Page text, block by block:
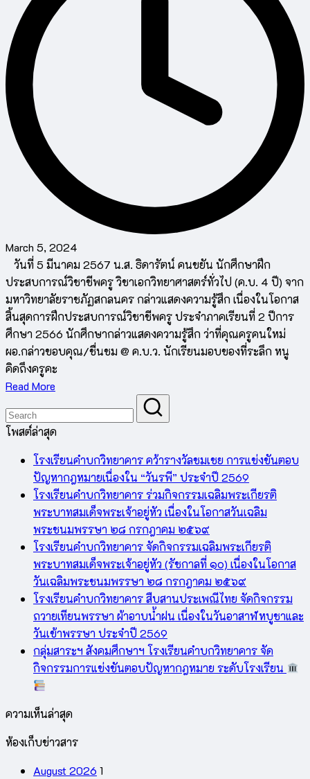
March 5, 2024
วันที่ 5 มีนาคม 2567 น.ส. ธิดารัตน์ คนขยัน นักศึกษาฝึก
ประสบการณ์วิชาชีพครู วิชาเอกวิทยาศาสตร์ทั่วไป (ค.บ. 4 ปี) จาก
มหาวิทยาลัยราชภัฏสกลนคร กล่าวแสดงความรู้สึก เนื่องในโอกาส
สิ้นสุดการฝึกประสบการณ์วิชาชีพครู ประจำภาคเรียนที่ 2 ปีการ
ศึกษา 2566 นักศึกษากล่าวแสดงความรู้สึก ว่าที่คุณครูคนใหม่
ผอ.กล่าวขอบคุณ/ชื่นชม @ ค.บ.ว. นักเรียนมอบของที่ระลึก หนู
คิดถึงครูคะ
Read More
โพสต์ล่าสุด
โรงเรียนคำบกวิทยาคาร คว้ารางวัลชมเชย การแข่งขันตอบ
ปัญหากฎหมายเนื่องใน “วันรพี” ประจำปี 2569
โรงเรียนคำบกวิทยาคาร ร่วมกิจกรรมเฉลิมพระเกียรติ
พระบาทสมเด็จพระเจ้าอยู่หัว เนื่องในโอกาสวันเฉลิม
พระชนมพรรษา ๒๘ กรกฎาคม ๒๕๖๙
โรงเรียนคำบกวิทยาคาร จัดกิจกรรมเฉลิมพระเกียรติ
พระบาทสมเด็จพระเจ้าอยู่หัว (รัชกาลที่ ๑๐) เนื่องในโอกาส
วันเฉลิมพระชนมพรรษา ๒๘ กรกฎาคม ๒๕๖๙
โรงเรียนคำบกวิทยาคาร สืบสานประเพณีไทย จัดกิจกรรม
ถวายเทียนพรรษา ผ้าอาบน้ำฝน เนื่องในวันอาสาฬหบูชาและ
วันเข้าพรรษา ประจำปี 2569
กลุ่มสาระฯ สังคมศึกษาฯ โรงเรียนคำบกวิทยาคาร จัด
กิจกรรมการแข่งขันตอบปัญหากฎหมาย ระดับโรงเรียน
ความเห็นล่าสุด
ห้องเก็บข่าวสาร
August 2026 1